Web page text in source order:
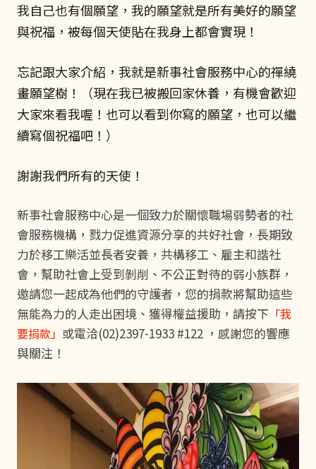
我自己也有個願望，我的願望就是所有美好的願望
與祝福，被每個天使貼在我身上都會實現！
忘記跟大家介紹，我就是新事社會服務中心的禪繞
畫願望樹！（現在我已被搬回家休養，有機會歡迎
大家來看我喔！也可以看到你寫的願望，也可以繼
續寫個祝福吧！）
謝謝我們所有的天使！
新事社會服務中心是一個致力於關懷職場弱勢者的社
會服務機構，戮力促進資源分享的共好社會，長期致
力於移工樂活並長者安養，共構移工、雇主和諧社
會，幫助社會上受到剝削、不公正對待的弱小族群，
邀請您一起成為他們的守護者，您的捐款將幫助這些
無能為力的人走出困境、獲得權益援助，請按下 「我
要捐款」 或電洽(02)2397-1933 #122 ，感謝您的響應
與關注！